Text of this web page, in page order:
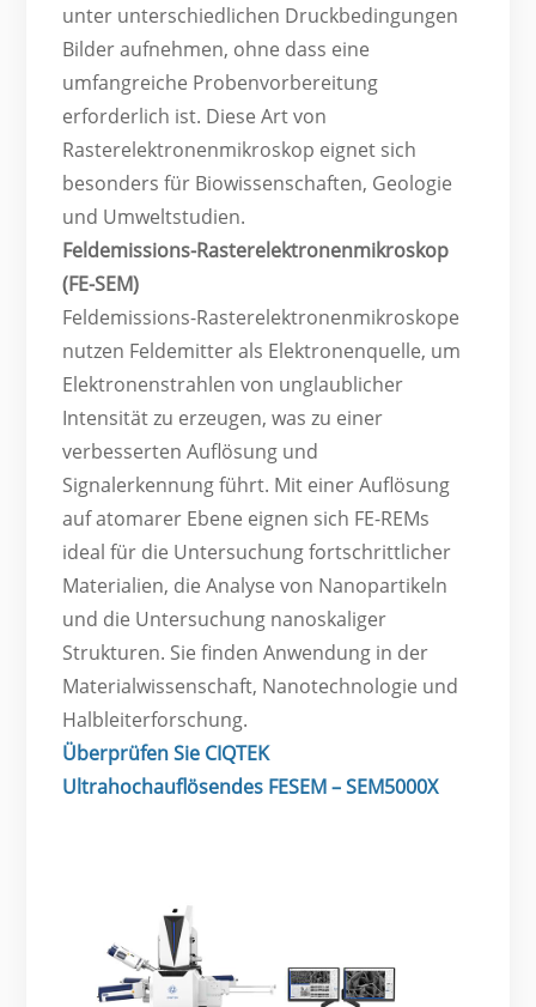
unter unterschiedlichen Druckbedingungen
Bilder aufnehmen, ohne dass eine
umfangreiche Probenvorbereitung
erforderlich ist. Diese Art von
Rasterelektronenmikroskop eignet sich
besonders für Biowissenschaften, Geologie
und Umweltstudien.
Feldemissions-Rasterelektronenmikroskop
(FE-SEM)
Feldemissions-Rasterelektronenmikroskope
nutzen Feldemitter als Elektronenquelle, um
Elektronenstrahlen von unglaublicher
Intensität zu erzeugen, was zu einer
verbesserten Auflösung und
Signalerkennung führt. Mit einer Auflösung
auf atomarer Ebene eignen sich FE-REMs
ideal für die Untersuchung fortschrittlicher
Materialien, die Analyse von Nanopartikeln
und die Untersuchung nanoskaliger
Strukturen. Sie finden Anwendung in der
Materialwissenschaft, Nanotechnologie und
Halbleiterforschung.
Überprüfen Sie CIQTEK
Ultrahochauflösendes FESEM – SEM5000X